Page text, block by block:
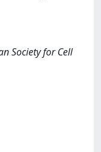
Society for Cell